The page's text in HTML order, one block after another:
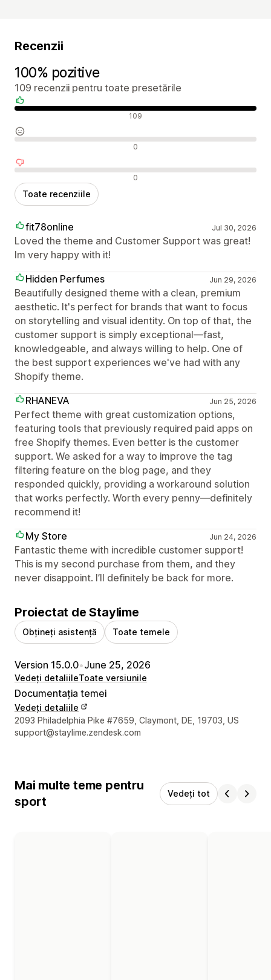
Recenzii
100% pozitive
109 recenzii pentru toate presetările
Recenzii pozitive 109
Recenzii neutre 0
Recenzii negative 0
Toate recenziile
fit78online Jul 30, 2026
Loved the theme and Customer Support was great!
Im very happy with it!
Hidden Perfumes
Jun 29, 2026
Beautifully designed theme with a clean, premium
aesthetic. It's perfect for brands that want to focus
on storytelling and visual identity. On top of that, the
customer support is simply exceptional—fast,
knowledgeable, and always willing to help. One of
the best support experiences we've had with any
Shopify theme.
RHANEVA
Jun 25, 2026
Perfect theme with great customization options,
featuring tools that previously required paid apps on
free Shopify themes. Even better is the customer
support. We asked for a way to improve the tag
filtering feature on the blog page, and they
responded quickly, providing a workaround solution
that works perfectly. Worth every penny—definitely
recommend it!
My Store
Jun 24, 2026
Fantastic theme with incredible customer support!
This is my second purchase from them, and they
never disappoint. I’ll definitely be back for more.
Proiectat de Staylime
Obțineți asistență Toate temele
Version 15.0.0•June 25, 2026
Vedeți detaliileToate versiunile
Documentația temei
Vedeți detaliile
Detaliile de contact ale designerului
2093 Philadelphia Pike #7659, Claymont, DE, 19703, US
support@staylime.zendesk.com
Mai multe teme pentru
sport
Vedeți tot